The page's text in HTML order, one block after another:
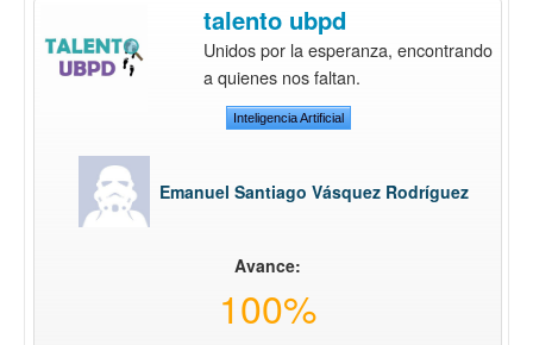
talento ubpd
Unidos por la esperanza, encontrando
a quienes nos faltan.
Inteligencia Artificial
Emanuel Santiago Vásquez Rodríguez
Avance:
100%